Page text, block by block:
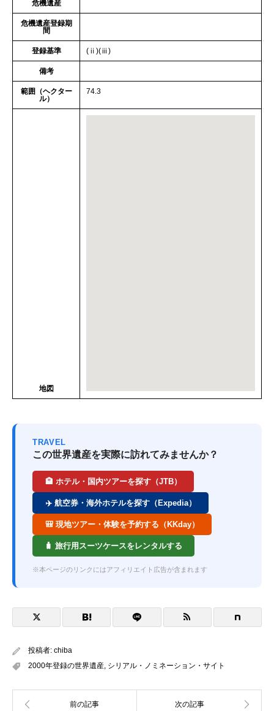
危機遺産
危機遺産登録期
間
登録基準 (ⅱ)(ⅲ)
備考
範囲（ヘクター
ル）
74.3
地図
TRAVEL
この世界遺産を実際に訪れてみませんか？
🏨 ホテル・国内ツアーを探す（JTB）
✈️ 航空券・海外ホテルを探す（Expedia）
🎒 現地ツアー・体験を予約する（KKday）
🧳 旅行用スーツケースをレンタルする
※本ページのリンクにはアフィリエイト広告が含まれます
投稿者: chiba
2000年登録の世界遺産, シリアル・ノミネーション・サイト